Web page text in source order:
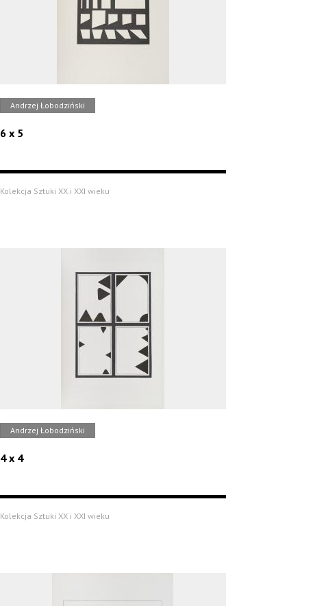
Andrzej Łobodziński
6 x 5
Kolekcja Sztuki XX i XXI wieku
Andrzej Łobodziński
4 x 4
Kolekcja Sztuki XX i XXI wieku